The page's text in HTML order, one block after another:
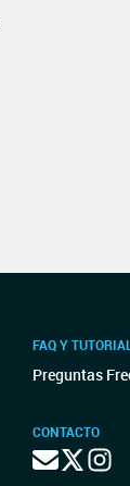
FAQ Y
Preguntas
CONTACTO